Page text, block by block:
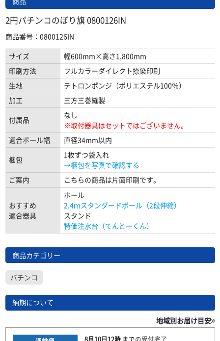
2円パチンコのぼり旗 0800126IN
商品番号：0800126IN
サイズ
幅600mm×高さ1,800mm
印刷方法
フルカラーダイレクト捺染印刷
生地
テトロンポンジ（ポリエステル100％）
加工
三方三巻縫製
付属品
なし
※取付器具はセットではございません。
適合ポール幅
直径34mm以内
梱包
1枚ずつ袋入れ
→梱包を写真で確認する
ご案内
こちらの商品は片面印刷です。
おすすめ
適合器具
ポール
2.4ｍスタンダードポール（2段伸縮）
スタンド
特価注水台（てんとーくん）
商品カテゴリー
パチンコ
納期について
地域別お届け目安
8月10日12時までの受付完了